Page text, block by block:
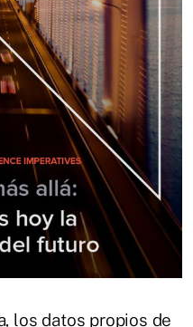
los datos propios de